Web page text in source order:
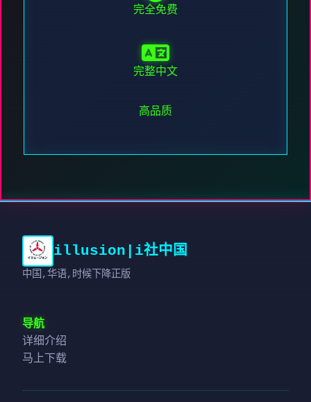
完全免费
完整中文
高品质
illusion|i社中国
中国,华语,时候下降正版
导航
详细介绍
马上下载